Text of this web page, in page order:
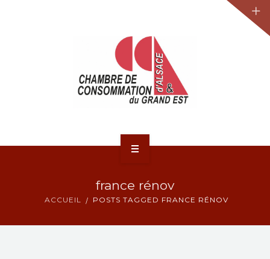
france rénov
ACCUEIL POSTS TAGGED FRANCE RÉNOV